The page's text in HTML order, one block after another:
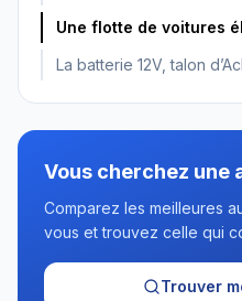
Une flotte de voitures
La batterie 12V, talon
Vous cherchez une
Comparez les meilleures
vous et trouvez celle qui
Trouver